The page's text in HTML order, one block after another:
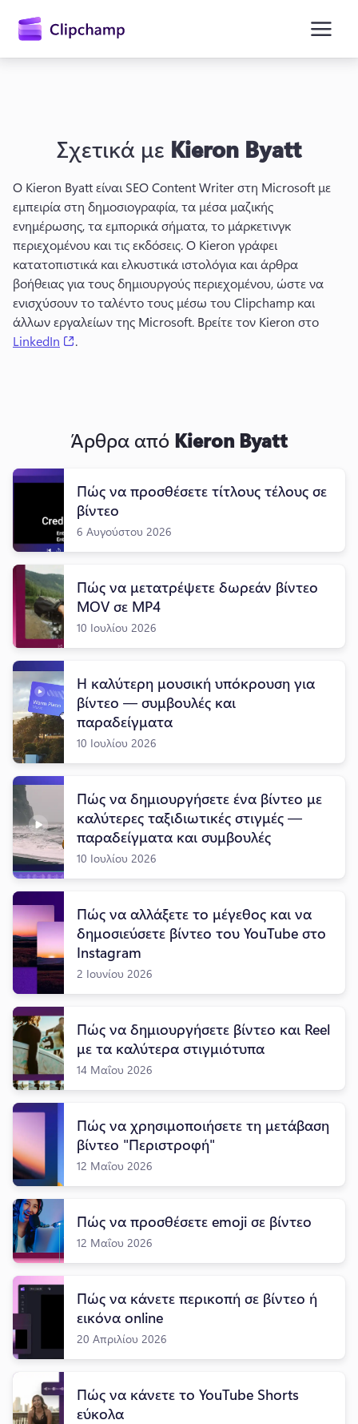
περιεχόμενο
Είσοδος
Δωρεάν δοκιμή
Σχετικά με Kieron Byatt
Ο Kieron Byatt είναι SEO Content Writer στη Microsoft με
εμπειρία στη δημοσιογραφία, τα μέσα μαζικής
ενημέρωσης, τα εμπορικά σήματα, το μάρκετινγκ
περιεχομένου και τις εκδόσεις. Ο Kieron γράφει
κατατοπιστικά και ελκυστικά ιστολόγια και άρθρα
βοήθειας για τους δημιουργούς περιεχομένου, ώστε να
ενισχύσουν το ταλέντο τους μέσω του Clipchamp και
άλλων εργαλείων της Microsoft. Βρείτε τον Kieron στο
LinkedIn
.
Άρθρα από Kieron Byatt
Πώς να προσθέσετε τίτλους τέλους σε
βίντεο
6 Αυγούστου 2026
Πώς να μετατρέψετε δωρεάν βίντεο
MOV σε MP4
10 Ιουλίου 2026
Η καλύτερη μουσική υπόκρουση για
βίντεο — συμβουλές και
παραδείγματα
10 Ιουλίου 2026
Πώς να δημιουργήσετε ένα βίντεο με
καλύτερες ταξιδιωτικές στιγμές —
παραδείγματα και συμβουλές
10 Ιουλίου 2026
Πώς να αλλάξετε το μέγεθος και να
δημοσιεύσετε βίντεο του YouTube στο
Instagram
2 Ιουνίου 2026
Πώς να δημιουργήσετε βίντεο και Reel
με τα καλύτερα στιγμιότυπα
14 Μαΐου 2026
Πώς να χρησιμοποιήσετε τη μετάβαση
βίντεο "Περιστροφή"
12 Μαΐου 2026
Πώς να προσθέσετε emoji σε βίντεο
12 Μαΐου 2026
Πώς να κάνετε περικοπή σε βίντεο ή
εικόνα online
20 Απριλίου 2026
Πώς να κάνετε το YouTube Shorts
εύκολα